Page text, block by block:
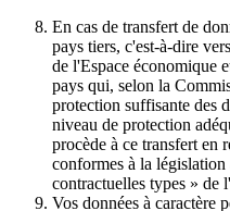
En cas de transfert de
pays tiers, c'est-à-dire
de l'Espace économique
pays qui, selon la
protection suffisante des
niveau de protection
procède à ce transfert en
conformes à la
contractuelles types » de
Vos données à caractère